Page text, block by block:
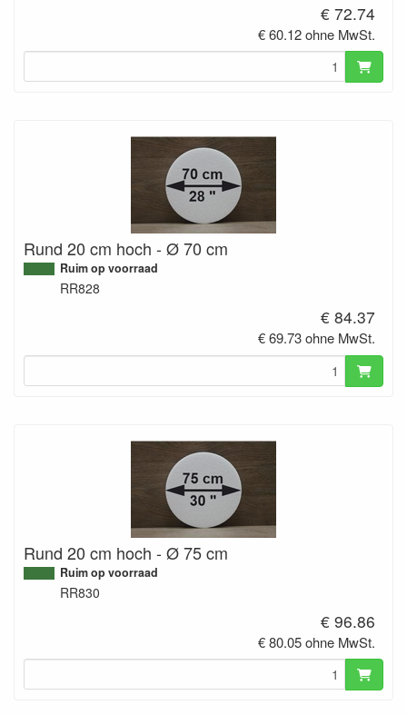
€ 72.74
€ 60.12 ohne MwSt.
Rund 20 cm hoch - Ø 70 cm
Ruim op voorraad
RR828
€ 84.37
€ 69.73 ohne MwSt.
Rund 20 cm hoch - Ø 75 cm
Ruim op voorraad
RR830
€ 96.86
€ 80.05 ohne MwSt.